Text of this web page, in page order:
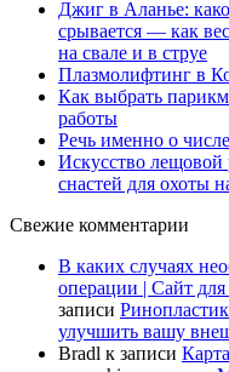
Джиг в Аланье:
срывается — как
на свале и в струе
Плазмолифтинг в
Как выбрать
работы
Речь именно о
Искусство
снастей для охоты
Свежие комментарии
В каких случаях
операции | Сайт
записи
улучшить вашу
Bradl к записи